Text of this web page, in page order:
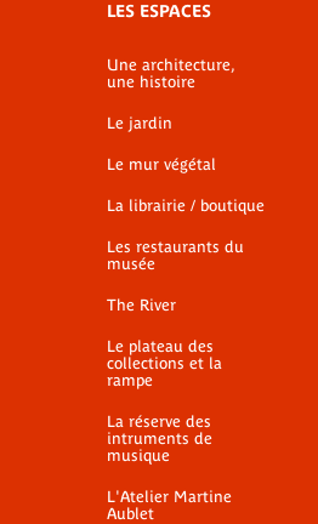
LES ESPACES
Une architecture,
une histoire
Le jardin
Le mur végétal
La librairie / boutique
Les restaurants du
musée
The River
Le plateau des
collections et la
rampe
La réserve des
intruments de
musique
L'Atelier Martine
Aublet